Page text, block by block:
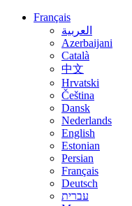
Français
العربية
Azerbaijani
Català
中文
Hrvatski
Čeština
Dansk
Nederlands
English
Estonian
Persian
Français
Deutsch
עברית